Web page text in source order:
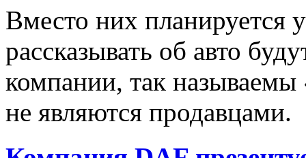
Вместо них планируется
рассказывать об авто
компании, так называемы
не являются продавцами.